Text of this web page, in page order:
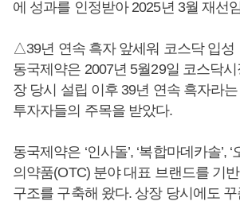
에 성과를 인정받아 2025년 3월 재선
△39년 연속 흑자 앞세워 코스닥 입성
동국제약은 2007년 5월29일 코스닥
장 당시 설립 이후 39년 연속 흑자라
투자자들의 주목을 받았다.
동국제약은 ‘인사돌’, ‘복합마데카솔’,
의약품(OTC) 분야 대표 브랜드를 기
구조를 구축해 왔다. 상장 당시에도